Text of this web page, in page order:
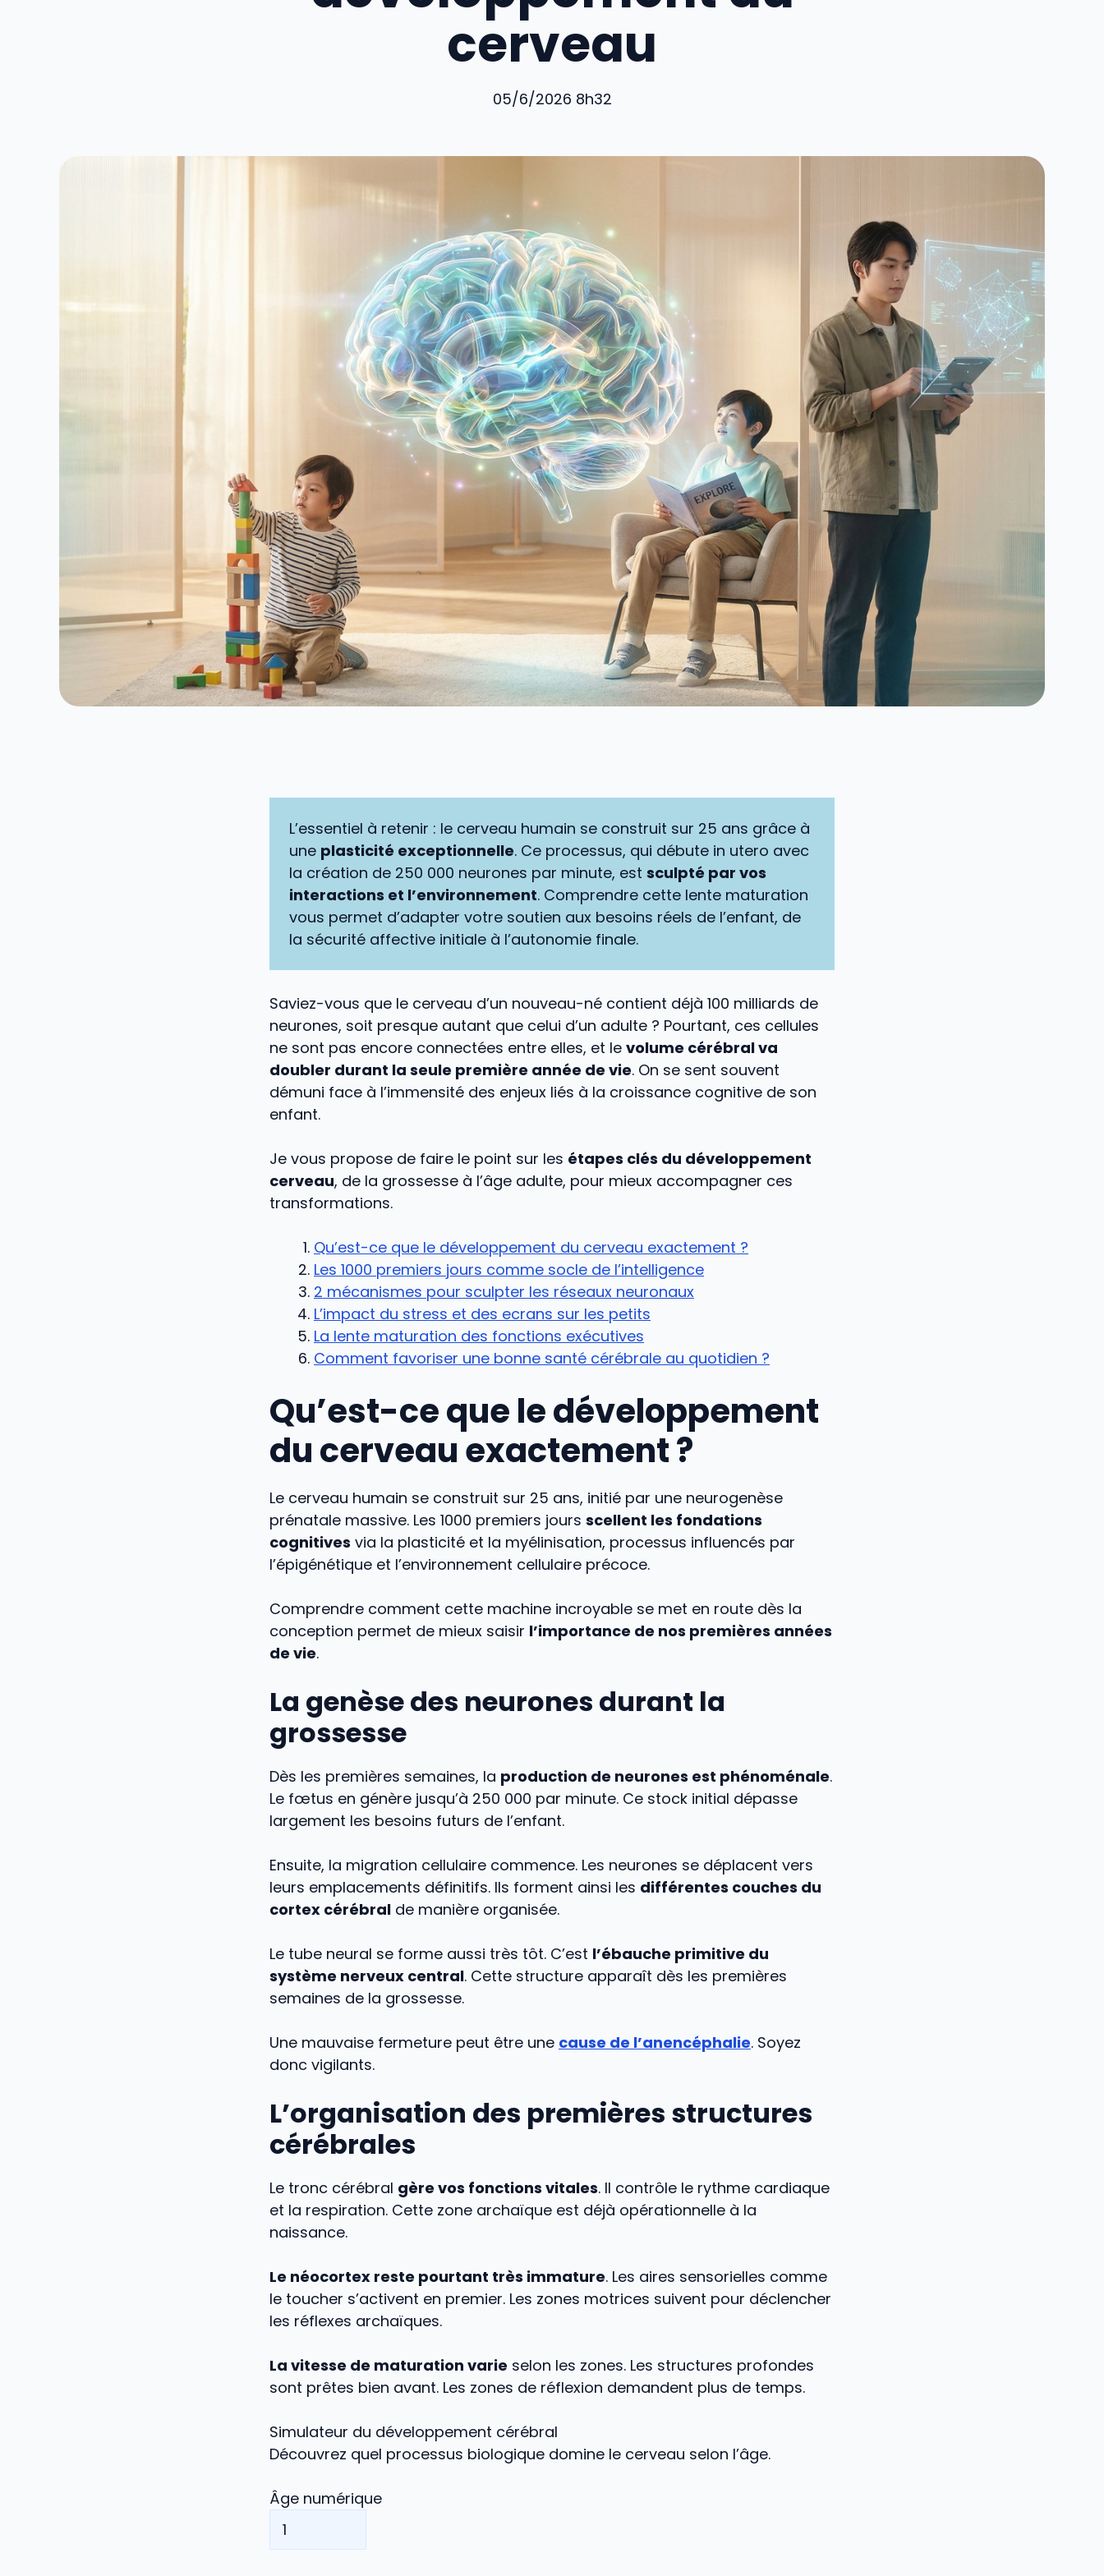
cerveau
05/6/2026 8h32
L’essentiel à retenir : le cerveau humain se construit sur 25 ans grâce à
une plasticité exceptionnelle. Ce processus, qui débute in utero avec
la création de 250 000 neurones par minute, est sculpté par vos
interactions et l’environnement. Comprendre cette lente maturation
vous permet d’adapter votre soutien aux besoins réels de l’enfant, de
la sécurité affective initiale à l’autonomie finale.
Saviez-vous que le cerveau d’un nouveau-né contient déjà 100 milliards de
neurones, soit presque autant que celui d’un adulte ? Pourtant, ces cellules
ne sont pas encore connectées entre elles, et le volume cérébral va
doubler durant la seule première année de vie. On se sent souvent
démuni face à l’immensité des enjeux liés à la croissance cognitive de son
enfant.
Je vous propose de faire le point sur les étapes clés du développement
cerveau, de la grossesse à l’âge adulte, pour mieux accompagner ces
transformations.
Qu’est-ce que le développement du cerveau exactement ?
Les 1000 premiers jours comme socle de l’intelligence
2 mécanismes pour sculpter les réseaux neuronaux
L’impact du stress et des ecrans sur les petits
La lente maturation des fonctions exécutives
Comment favoriser une bonne santé cérébrale au quotidien ?
Qu’est-ce que le développement
du cerveau exactement ?
Le cerveau humain se construit sur 25 ans, initié par une neurogenèse
prénatale massive. Les 1000 premiers jours scellent les fondations
cognitives via la plasticité et la myélinisation, processus influencés par
l’épigénétique et l’environnement cellulaire précoce.
Comprendre comment cette machine incroyable se met en route dès la
conception permet de mieux saisir l’importance de nos premières années
de vie.
La genèse des neurones durant la
grossesse
Dès les premières semaines, la production de neurones est phénoménale.
Le fœtus en génère jusqu’à 250 000 par minute. Ce stock initial dépasse
largement les besoins futurs de l’enfant.
Ensuite, la migration cellulaire commence. Les neurones se déplacent vers
leurs emplacements définitifs. Ils forment ainsi les différentes couches du
cortex cérébral de manière organisée.
Le tube neural se forme aussi très tôt. C’est l’ébauche primitive du
système nerveux central. Cette structure apparaît dès les premières
semaines de la grossesse.
Une mauvaise fermeture peut être une cause de l’anencéphalie. Soyez
donc vigilants.
L’organisation des premières structures
cérébrales
Le tronc cérébral gère vos fonctions vitales. Il contrôle le rythme cardiaque
et la respiration. Cette zone archaïque est déjà opérationnelle à la
naissance.
Le néocortex reste pourtant très immature. Les aires sensorielles comme
le toucher s’activent en premier. Les zones motrices suivent pour déclencher
les réflexes archaïques.
La vitesse de maturation varie selon les zones. Les structures profondes
sont prêtes bien avant. Les zones de réflexion demandent plus de temps.
Simulateur du développement cérébral
Découvrez quel processus biologique domine le cerveau selon l’âge.
Âge numérique